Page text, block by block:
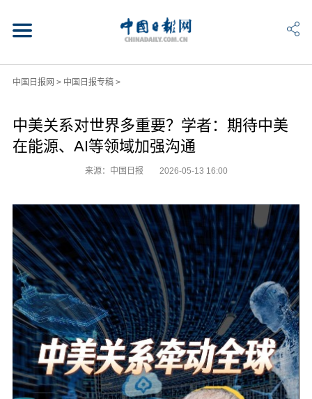
中国日报网 > 中国日报专稿>
中美关系对世界多重要？学者：期待中美
在能源、AI等领域加强沟通
来源：中国日报 2026-05-13 16:00